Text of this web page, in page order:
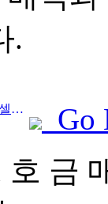
.
Prev:중국 최초 외국인 관광객을 위한 셀프서비스 문화관광 소비 시스템 상하이에 출시
Go
호 금